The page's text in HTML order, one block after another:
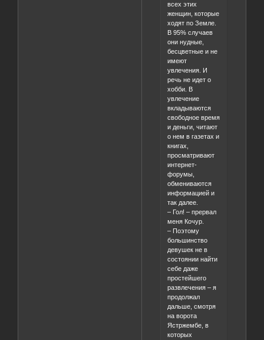
всех этих
женщин, которые
ходят по Земле.
В 95% случаев
они нудные,
бесцветные и не
имеют
увлечения. И
речь не идет о
хобби. В
увлечение
вкладываются
свободное время
и деньги, читают
о нем в газетах и
книгах,
просматривают
интернет-
форумы,
обмениваются
информацией и
так далее.
– Гол! – прервал
меня Кочур.
– Поэтому
большинство
девушек не в
состоянии найти
себе даже
простейшего
развлечения – я
продолжал
дальше, смотря
на ворота
Ястржембе, в
которых